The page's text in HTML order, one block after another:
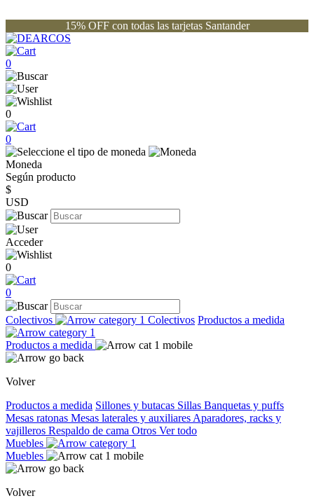
15% OFF con todas las tarjetas Santander
0
0
0
Moneda
Según producto
$
USD
Acceder
0
0
Colectivos Colectivos Productos a medida
Productos a medida
Volver
Productos a medida Sillones y butacas Sillas Banquetas y puffs
Mesas ratonas Mesas laterales y auxiliares Aparadores, racks y
vajilleros Respaldo de cama Otros Ver todo
Muebles
Muebles
Volver